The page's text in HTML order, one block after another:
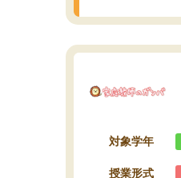
対象学年
授業形式